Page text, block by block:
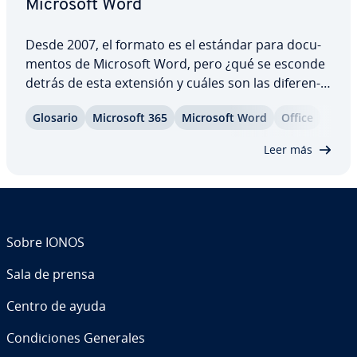
Microsoft Word
Desde 2007, el formato es el estándar para do­cu­
me­n­tos de Microsoft Word, pero ¿qué se esconde
detrás de esta extensión y cuáles son las di­fe­re­n­
cias respecto al anterior formato ? Te ex­pli­ca­mos
las pa­r­ti­cu­la­ri­da­des de este tipo de archivo y con
Glosario Microsoft 365 Microsoft Word Office
Leer más
Sobre IONOS
Sala de prensa
Centro de ayuda
Co­n­di­cio­nes Generales